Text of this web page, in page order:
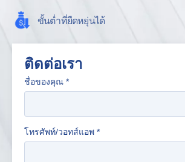
ขั้นต่ำที่ยืดหยุ่นได้
ติดต่อเรา
ชื่อของคุณ *
โทรศัพท์/วอทส์แอพ *